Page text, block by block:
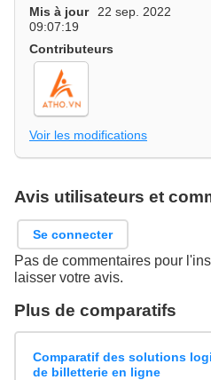
Mis à jour
22 sep. 2022
09:07:19
Contributeurs
Voir les modifications
Avis utilisateurs et
Se connecter
Pas de commentaires pour
laisser votre avis.
Plus de comparatifs
Comparatif des solutions
de billetterie en ligne